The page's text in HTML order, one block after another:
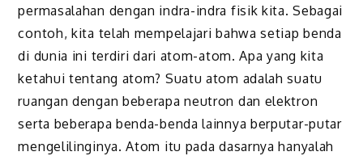
permasalahan dengan indra-indra fisik kita. Sebagai
contoh, kita telah mempelajari bahwa setiap benda
di dunia ini terdiri dari atom-atom. Apa yang kita
ketahui tentang atom? Suatu atom adalah suatu
ruangan dengan beberapa neutron dan elektron
serta beberapa benda-benda lainnya berputar-putar
mengelilinginya. Atom itu pada dasarnya hanyalah